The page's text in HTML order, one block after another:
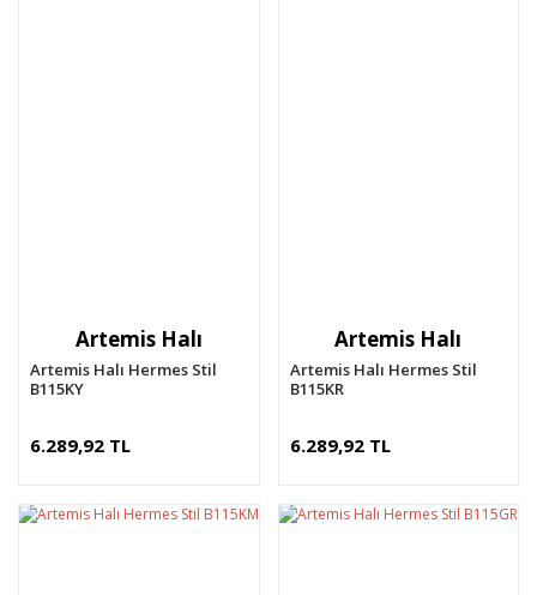
Artemis Halı
Artemis Halı Hermes Stil
B115KY
6.289,92 TL
Artemis Halı
Artemis Halı Hermes Stil
B115KR
6.289,92 TL